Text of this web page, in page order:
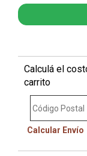
Calculá el
carrito
Calcular Envío